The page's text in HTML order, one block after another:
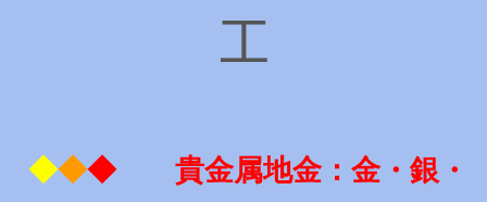
工
◆◆◆ 貴金属地金：金・銀・